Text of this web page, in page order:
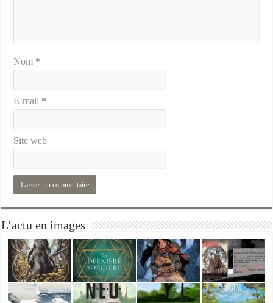
Nom *
E-mail *
Site web
L’actu en images